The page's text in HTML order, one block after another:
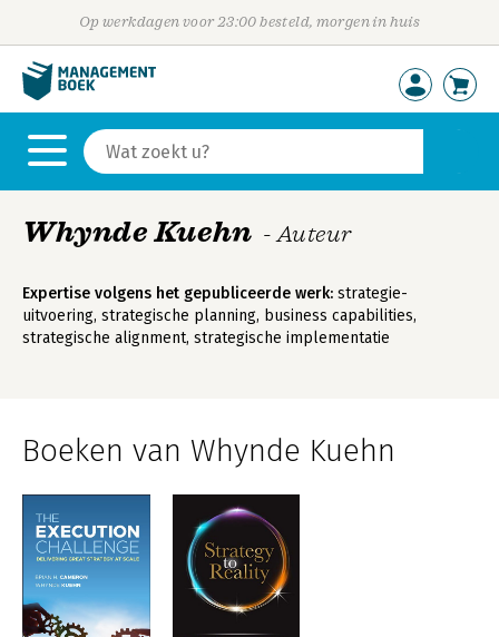
Op werkdagen voor 23:00 besteld, morgen in huis
Whynde Kuehn - Auteur
Expertise volgens het gepubliceerde werk: strategie-
uitvoering, strategische planning, business capabilities,
strategische alignment, strategische implementatie
Boeken van Whynde Kuehn